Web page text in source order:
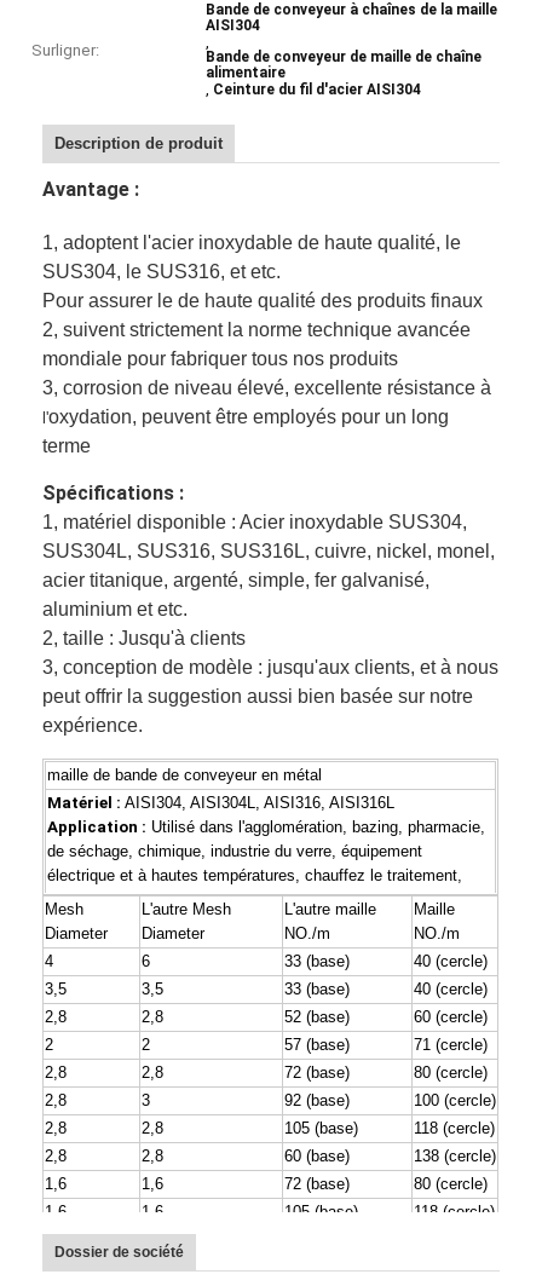
Aperçu
Produits
A propos de nous
Surligner:
Bande de conveyeur à chaînes de la maille
AISI304
,
Bande de conveyeur de maille de chaîne
alimentaire
, Ceinture du fil d'acier AISI304
Description de produit
Avantage :
1, adoptent l'acier inoxydable de haute qualité, le
SUS304, le SUS316, et etc.
Pour assurer le de haute qualité des produits finaux
2, suivent strictement la norme technique avancée
mondiale pour fabriquer tous nos produits
3, corrosion de niveau élevé, excellente résistance à
l'oxydation, peuvent être employés pour un long
terme
Spécifications :
1, matériel disponible : Acier inoxydable SUS304,
SUS304L, SUS316, SUS316L, cuivre, nickel, monel,
acier titanique, argenté, simple, fer galvanisé,
aluminium et etc.
2, taille : Jusqu'à clients
3, conception de modèle : jusqu'aux clients, et à nous
peut offrir la suggestion aussi bien basée sur notre
expérience.
maille de bande de conveyeur en métal
Matériel : AISI304, AISI304L, AISI316, AISI316L
Application : Utilisé dans l'agglomération, bazing, pharmacie,
de séchage, chimique, industrie du verre, équipement
électrique et à hautes températures, chauffez le traitement,
l'industrie de la boulangerie de transit et traitement des denrées
alimentaires des produits alimentaires, etc.
Méthode de tissage :
l'armure conventionnelle, armure
équilibrée, double armure équilibrée, tige a renforcé, armure
duplex
Mesh
Diameter
L'autre Mesh
Diameter
L'autre maille
NO./m
Maille
NO./m
4
6 33 (base)
40 (cercle)
3,5
3,5 33 (base)
40 (cercle)
2,8
2,8 52 (base)
60 (cercle)
2
2 57 (base)
71 (cercle)
2,8
2,8 72 (base)
80 (cercle)
2,8
3 92 (base)
100 (cercle)
2,8
2,8 105 (base)
118 (cercle)
2,8
2,8 60 (base)
138 (cercle)
1,6
1,6 72 (base)
80 (cercle)
1,6
1,6 105 (base)
118 (cercle)
1,6
1,6
158 (base) 158 (cercle)
Dossier de société